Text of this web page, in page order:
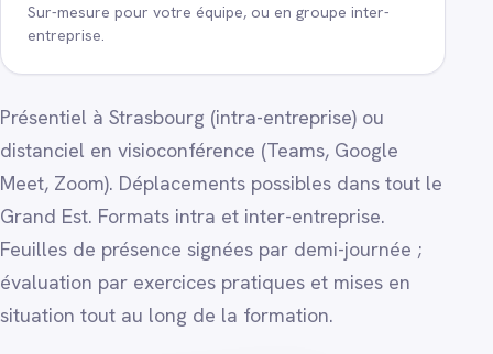
Sur-mesure pour votre équipe, ou en groupe inter-
entreprise.
Présentiel à Strasbourg (intra-entreprise) ou
distanciel en visioconférence (Teams, Google
Meet, Zoom). Déplacements possibles dans tout le
Grand Est. Formats intra et inter-entreprise.
Feuilles de présence signées par demi-journée ;
évaluation par exercices pratiques et mises en
situation tout au long de la formation.